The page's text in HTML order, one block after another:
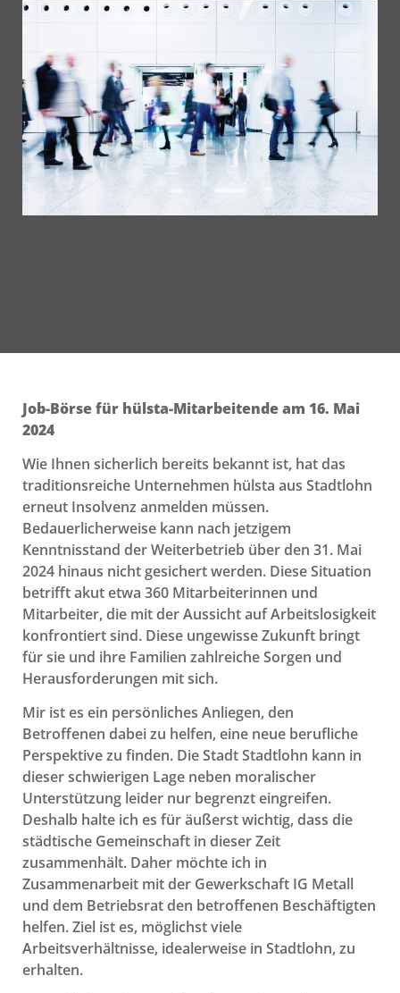
Job-Börse für hülsta-Mitarbeitende am 16. Mai
2024
Wie Ihnen sicherlich bereits bekannt ist, hat das
traditionsreiche Unternehmen hülsta aus Stadtlohn
erneut Insolvenz anmelden müssen.
Bedauerlicherweise kann nach jetzigem
Kenntnisstand der Weiterbetrieb über den 31. Mai
2024 hinaus nicht gesichert werden. Diese Situation
betrifft akut etwa 360 Mitarbeiterinnen und
Mitarbeiter, die mit der Aussicht auf Arbeitslosigkeit
konfrontiert sind. Diese ungewisse Zukunft bringt
für sie und ihre Familien zahlreiche Sorgen und
Herausforderungen mit sich.
Mir ist es ein persönliches Anliegen, den
Betroffenen dabei zu helfen, eine neue berufliche
Perspektive zu finden. Die Stadt Stadtlohn kann in
dieser schwierigen Lage neben moralischer
Unterstützung leider nur begrenzt eingreifen.
Deshalb halte ich es für äußerst wichtig, dass die
städtische Gemeinschaft in dieser Zeit
zusammenhält. Daher möchte ich in
Zusammenarbeit mit der Gewerkschaft IG Metall
und dem Betriebsrat den betroffenen Beschäftigten
helfen. Ziel ist es, möglichst viele
Arbeitsverhältnisse, idealerweise in Stadtlohn, zu
erhalten.